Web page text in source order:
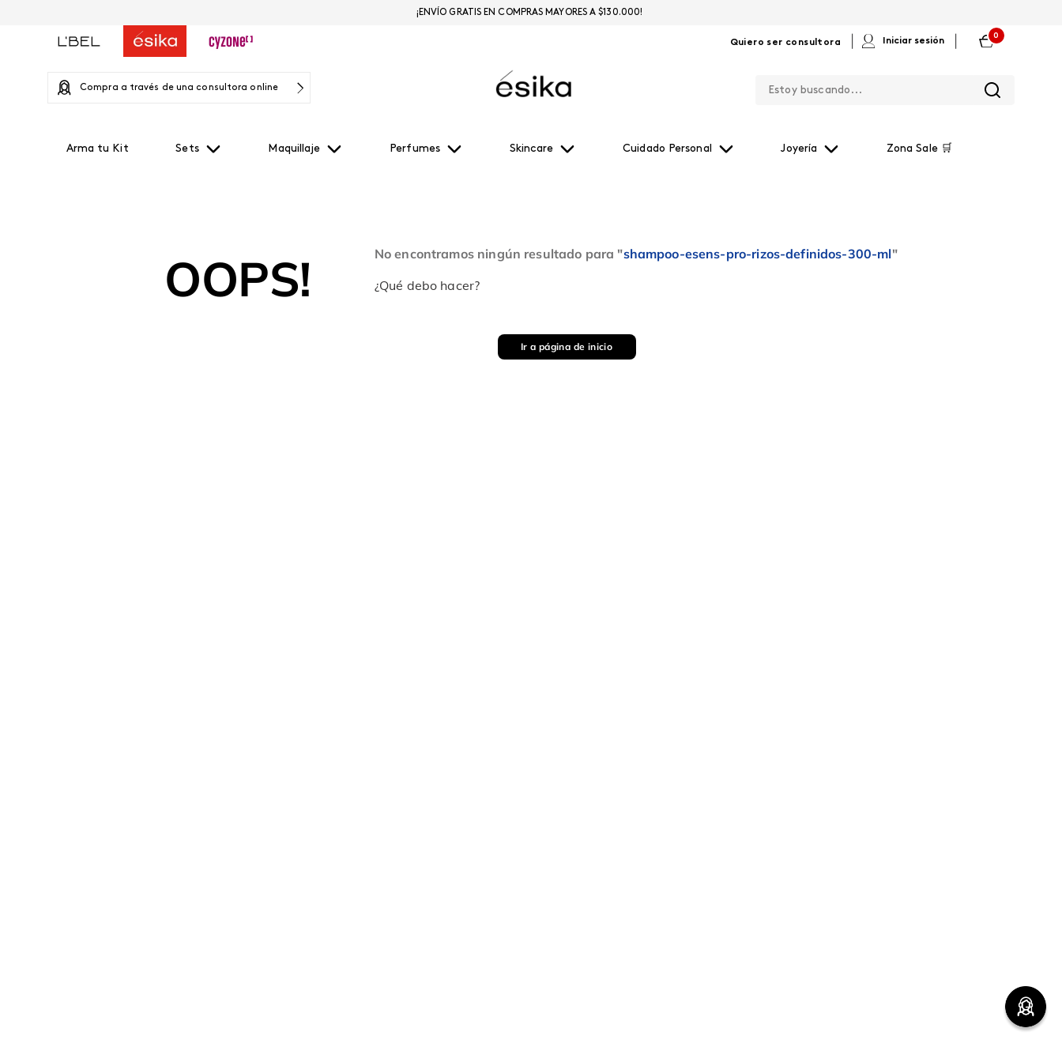
Quiero ser consultora Iniciar sesión
0
Compra a través de una consultora online
Arma tu Kit Sets Maquillaje Perfumes Skincare Cuidado Personal Joyería Zona Sale 🛒
¡ENVÍO GRATIS EN COMPRAS MAYORES A $130.000!
OOPS! No encontramos ningún resultado para "shampoo-esens-pro-rizos-definidos-300-ml"
¿Qué debo hacer?
Ir a página de inicio